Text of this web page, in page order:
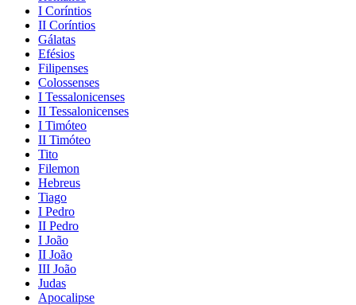
I Coríntios
II Coríntios
Gálatas
Efésios
Filipenses
Colossenses
I Tessalonicenses
II Tessalonicenses
I Timóteo
II Timóteo
Tito
Filemon
Hebreus
Tiago
I Pedro
II Pedro
I João
II João
III João
Judas
Apocalipse